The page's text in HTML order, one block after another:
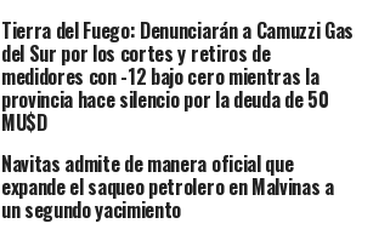
Tierra del Fuego: Denunciarán a Camuzzi Gas
del Sur por los cortes y retiros de
medidores con -12 bajo cero mientras la
provincia hace silencio por la deuda de 50
MU$D
Navitas admite de manera oficial que
expande el saqueo petrolero en Malvinas a
un segundo yacimiento